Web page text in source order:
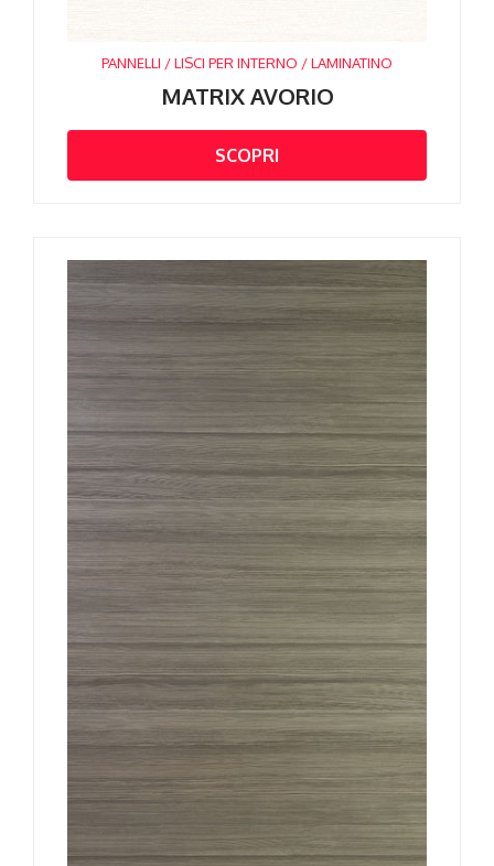
PANNELLI / LISCI PER INTERNO / LAMINATINO
MATRIX AVORIO
SCOPRI